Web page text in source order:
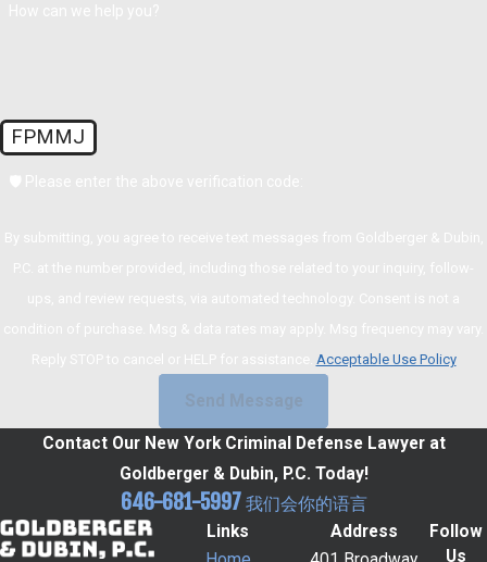
FPMMJ
Acceptable Use Policy
Send Message
Contact Our New York Criminal Defense Lawyer at
Goldberger & Dubin, P.C. Today!
646-681-5997 我们会你的语言
Links
Address
Follow
Us